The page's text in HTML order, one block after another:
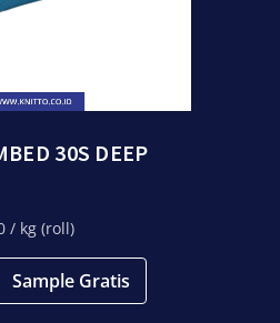
30S DEEP
/ kg (roll)
Sample Gratis